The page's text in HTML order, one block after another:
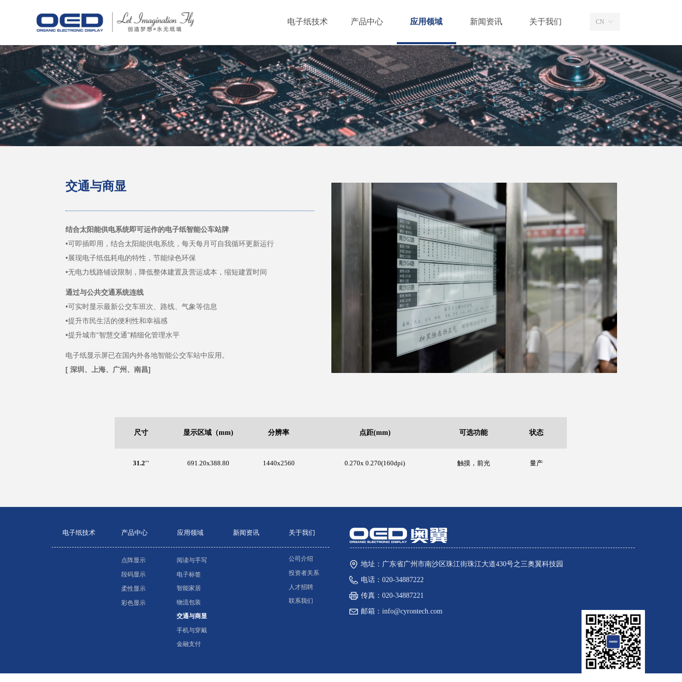
电子纸技术 产品中心 应用领域 新闻资讯 关于我们 ꀅ
CN
交通与商显
结合太阳能供电系统即可运作的电子纸智能公车站牌
•可即插即用，结合太阳能供电系统，每天每月可自我循环更新运行
•展现电子纸低耗电的特性，节能绿色环保
•无电力线路铺设限制，降低整体建置及营运成本，缩短建置时间
通过与公共交通系统连线
•可实时显示最新公交车班次、路线、气象等信息
•提升市民生活的便利性和幸福感
•提升城市“智慧交通”精细化管理水平
电子纸显示屏已在国内外各地智能公交车站中应用。
[ 深圳、上海、广州、南昌]
尺寸 显示区域（mm) 分辨率 点距(mm) 可选功能 状态
31.2'' 691.20x388.80 1440x2560 0.270x 0.270(160dpi) 触摸，前光 量产
电子纸技术 产品中心 应用领域 新闻资讯 关于我们
公司介绍
投资者关系
人才招聘
联系我们
点阵显示
段码显示
柔性显示
彩色显示
阅读与手写
电子标签
智能家居
物流包装
交通与商显
手机与穿戴
金融支付
地址： 广东省广州市南沙区珠江街珠江大道430号之三奥翼科技园
电话： 020-34887222
传真： 020-34887221
邮箱： info@cyrontech.com